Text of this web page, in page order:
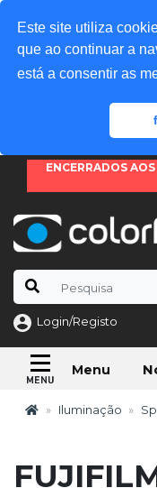
Este site utiliza
que ao continuar a
está a consentir as
ENCERRADOS
Login/Registo
Menu
Iluminação